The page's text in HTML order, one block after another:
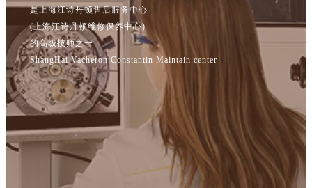
(上海江诗丹顿维修保养中心)
的高级技师之一
ShangHai Vacheron Constantin Maintain center